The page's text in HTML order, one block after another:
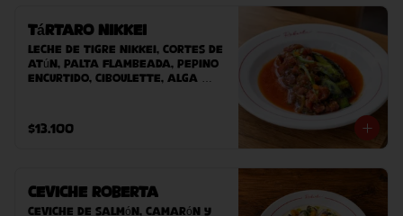
Tártaro Nikkei
Leche de tigre nikkei, cortes de
atún, palta flambeada, pepino
encurtido, ciboulette, alga
$13.100
Ceviche Roberta
Ceviche de Salmón, Camarón y